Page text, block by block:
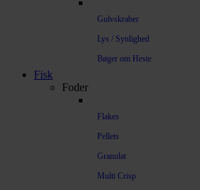
Gulvskraber
Lys / Synlighed
Bøger om Heste
Fisk
Foder
Flakes
Pellets
Granulat
Multi Crisp